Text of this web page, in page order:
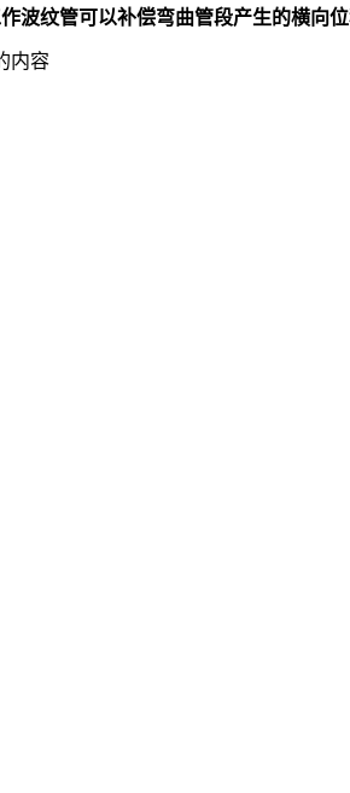
波纹管可以补偿弯曲管段产生的横向
内容